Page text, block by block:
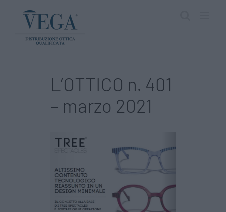
contenuto
L’OTTICO n. 401
– marzo 2021